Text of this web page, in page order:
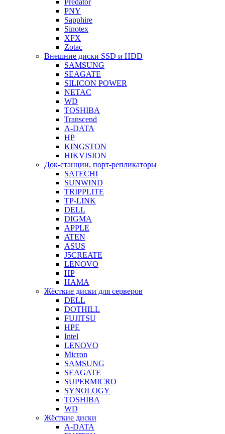
Predator
PNY
Sapphire
Sinotex
XFX
Zotac
Внешние диски SSD и HDD
SAMSUNG
SEAGATE
SILICON POWER
NETAC
WD
TOSHIBA
Transcend
A-DATA
HP
KINGSTON
HIKVISION
Док-станции, порт-репликаторы
SATECHI
SUNWIND
TRIPPLITE
TP-LINK
DELL
DIGMA
APPLE
ATEN
ASUS
J5CREATE
LENOVO
HP
HAMA
Жёсткие диски для серверов
DELL
DOTHILL
FUJITSU
HPE
Intel
LENOVO
Micron
SAMSUNG
SEAGATE
SUPERMICRO
SYNOLOGY
TOSHIBA
WD
Жёсткие диски
A-DATA